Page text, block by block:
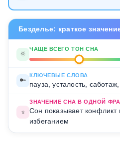
Безделье: краткое
🌞
ЧАЩЕ ВСЕГО ТОН СНА
🔑
КЛЮЧЕВЫЕ СЛОВА
пауза, усталость,
⭐
ЗНАЧЕНИЕ СНА В ОДНОЙ
Сон показывает
избеганием